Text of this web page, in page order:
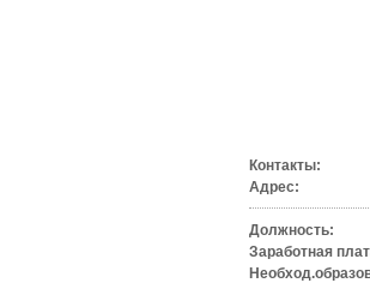
Контакты:
Адрес:
Должность:
Заработная